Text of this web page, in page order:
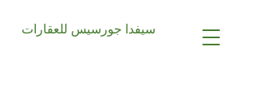
سيفدا جورسيس للعقارات